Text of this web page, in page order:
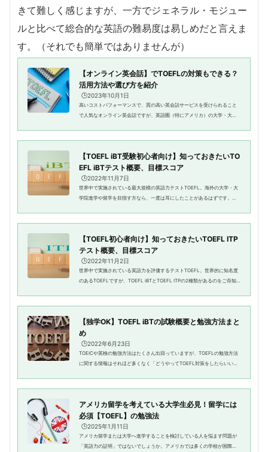
きて難しく感じますが、一方でジェネラル・モジュー
ルと比べて総合的な英語の難易度は易しめだと言えま
す。（それでも簡単ではありませんが）
【オンライン英会話】でTOEFLの対策もできる？
活用方法や選び方を紹介
🕒️2023年10月1日
高いコストパフォーマンスで、質の高い英会話サービスを受けられること
で人気なオンライン英会話ですが、英語圏（特にアメリカ）の大学・大学
【TOEFL iBT受験初心者向け】知っておきたいTO
EFL iBTテスト概要、目標スコア
🕒️2022年11月7日
世界中で実施されている最大規模の英語力テストTOEFL。海外の大学・大
学院進学や留学を目指す方なら、一度は耳にしたことがあるはずです。世
【TOEFL初心者向け】知っておきたいTOEFL ITP
テスト概要、目標スコア
🕒️2022年11月2日
世界中で実施されている英語力を評価するテストTOEFL。世界的に知名度
のあるTOEFLですが、TOEFL iBTとTOEFL ITPの2種類があるのをご存知
【独学OK】TOEFL iBTの試験概要と勉強方法まと
め
🕒️2022年6月23日
TOEICや英検の勉強方法はたくさん出回っていますが、TOEFLの勉強方法
に関する情報はそれほど多くなく「どうやってTOEFL対策をしたらいい
アメリカ留学を考えている大学生必見！留学には
必須【TOEFL】の勉強法
🕒️2025年1月11日
アメリカ留学または大学へ進学することを検討している人を悩ます問題が
「英語力の証明」ではないでしょうか。アメリカでは多くの学校が国際留